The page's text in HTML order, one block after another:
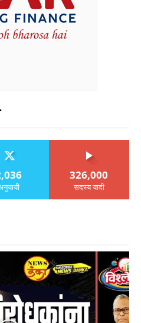
326,000
सदस्य यादी